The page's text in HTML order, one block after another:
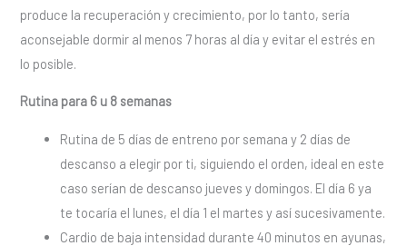
produce la recuperación y crecimiento, por lo tanto, sería
aconsejable dormir al menos 7 horas al día y evitar el estrés en
lo posible.
Rutina para 6 u 8 semanas
Rutina de 5 días de entreno por semana y 2 días de
descanso a elegir por ti, siguiendo el orden, ideal en este
caso serían de descanso jueves y domingos. El día 6 ya
te tocaría el lunes, el día 1 el martes y así sucesivamente.
Cardio de baja intensidad durante 40 minutos en ayunas,